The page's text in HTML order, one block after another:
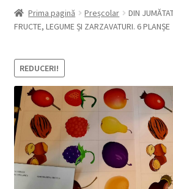
Prima pagină Preșcolar
DIN
FRUCTE, LEGUME ȘI ZARZAVATURI. 6 PLANȘE
REDUCERI!